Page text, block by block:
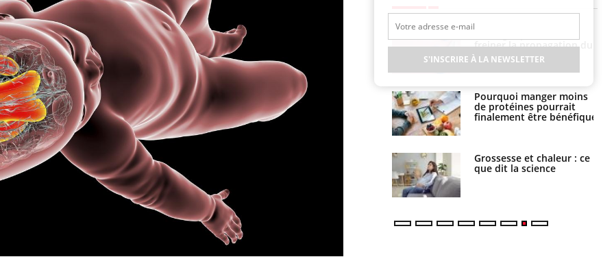
Les médicaments GLP-1
protègent-ils aussi les os
?
Cytomégalovirus : ce qui
change dans la prise en
charge des femmes
enceintes
La sieste empêche-t-elle
de dormir la nuit ?
tous les jours se profile-t-
Pourquoi votre ventre
gâche-t-il les premiers
jours de vos vacances ?
freiner la propagation du
cancer ?
Pourquoi manger moins
de protéines pourrait
finalement être bénéfique
Grossesse et chaleur : ce
que dit la science
S'INSCRIRE À LA NEWSLETTER